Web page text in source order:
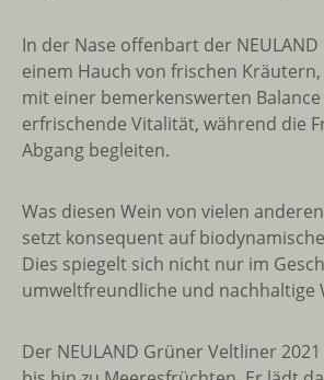
In der Nase offenbart der
einem Hauch von frischen
mit einer bemerkenswerten
erfrischende Vitalität, während die
Abgang begleiten.
Was diesen Wein von vielen
setzt konsequent auf
Dies spiegelt sich nicht nur im
umweltfreundliche und nachhaltige
Der NEULAND Grüner Veltliner